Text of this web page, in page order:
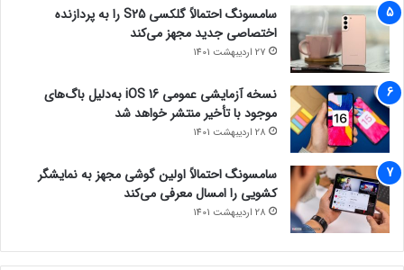
سامسونگ احتمالاً گلکسی S25 را به پردازنده
اختصاصی جدید مجهز می‌کند
27 اردیبهشت 1401
نسخه آزمایشی عمومی iOS 16 به‌دلیل باگ‌های
موجود با تأخیر منتشر خواهد شد
28 اردیبهشت 1401
سامسونگ احتمالاً اولین گوشی مجهز به نمایشگر
کشویی را امسال معرفی می‌کند
28 اردیبهشت 1401